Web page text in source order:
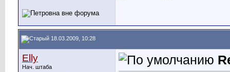
18.03.2009, 10:28
Elly
Нач. штаба